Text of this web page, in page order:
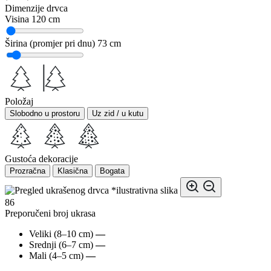
Dimenzije drvca
Visina 120 cm
Širina (promjer pri dnu) 73 cm
Položaj
Slobodno u prostoru Uz zid / u kutu
Gustoća dekoracije
Prozračna Klasična Bogata
*ilustrativna slika
86
Preporučeni broj ukrasa
Veliki (8–10 cm) —
Srednji (6–7 cm) —
Mali (4–5 cm) —